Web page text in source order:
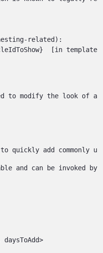
related):
to modify the look of a
quickly add commonly
and can be invoked